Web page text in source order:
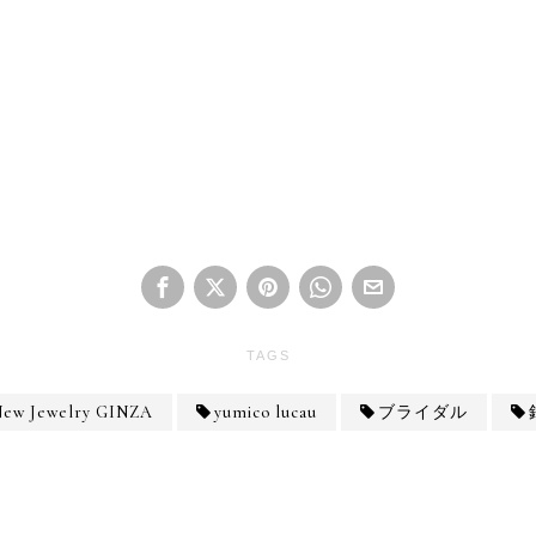
TAGS
Jewelry GINZA yumico lucau ブライダル